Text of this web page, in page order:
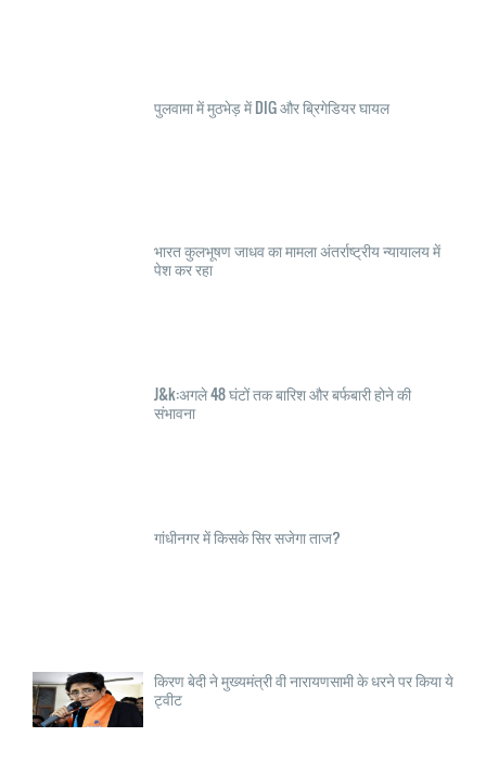
पुलवामा में मुठभेड़ में DIG और ब्रिगेडियर घायल
भारत कुलभूषण जाधव का मामला अंतर्राष्ट्रीय न्यायालय में
पेश कर रहा
J&k:अगले 48 घंटों तक बारिश और बर्फबारी होने की
संभावना
गांधीनगर में किसके सिर सजेगा ताज?
किरण बेदी ने मुख्यमंत्री वी नारायणसामी के धरने पर किया ये
ट्वीट